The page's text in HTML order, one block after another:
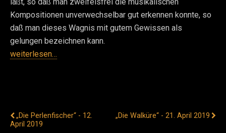
Kompositionen unverwechselbar gut erkennen konnte, so
daß man dieses Wagnis mit gutem Gewissen als
gelungen bezeichnen kann.
weiterlesen…
„Die Perlenfischer“ - 12.
April 2019
„Die Walküre“ - 21. April 2019